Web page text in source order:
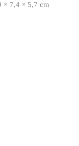
× 7,4 × 5,7 cm